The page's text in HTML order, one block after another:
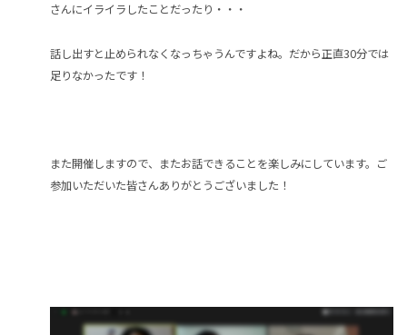
さんにイライラしたことだったり・・・
話し出すと止められなくなっちゃうんですよね。だから正直30分では
足りなかったです！
また開催しますので、またお話できることを楽しみにしています。ご
参加いただいた皆さんありがとうございました！